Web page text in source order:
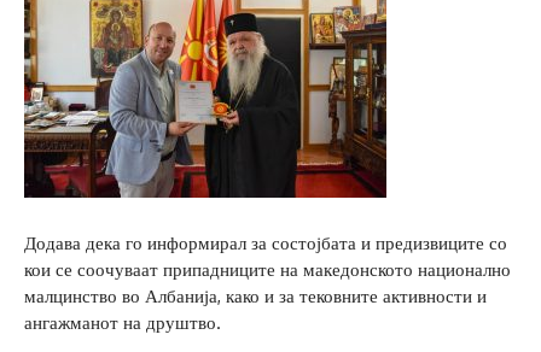
Додава дека го информирал за состојбата и предизвиците со
кои се соочуваат припадниците на македонското национално
малцинство во Албанија, како и за тековните активности и
ангажманот на друштво.